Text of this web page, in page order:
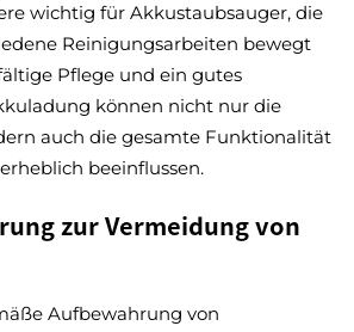
wichtig für Akkustaubsauger, die
Reinigungsarbeiten bewegt
Pflege und ein gutes
können nicht nur die
auch die gesamte Funktionalität
beeinflussen.
zur Vermeidung von
Aufbewahrung von